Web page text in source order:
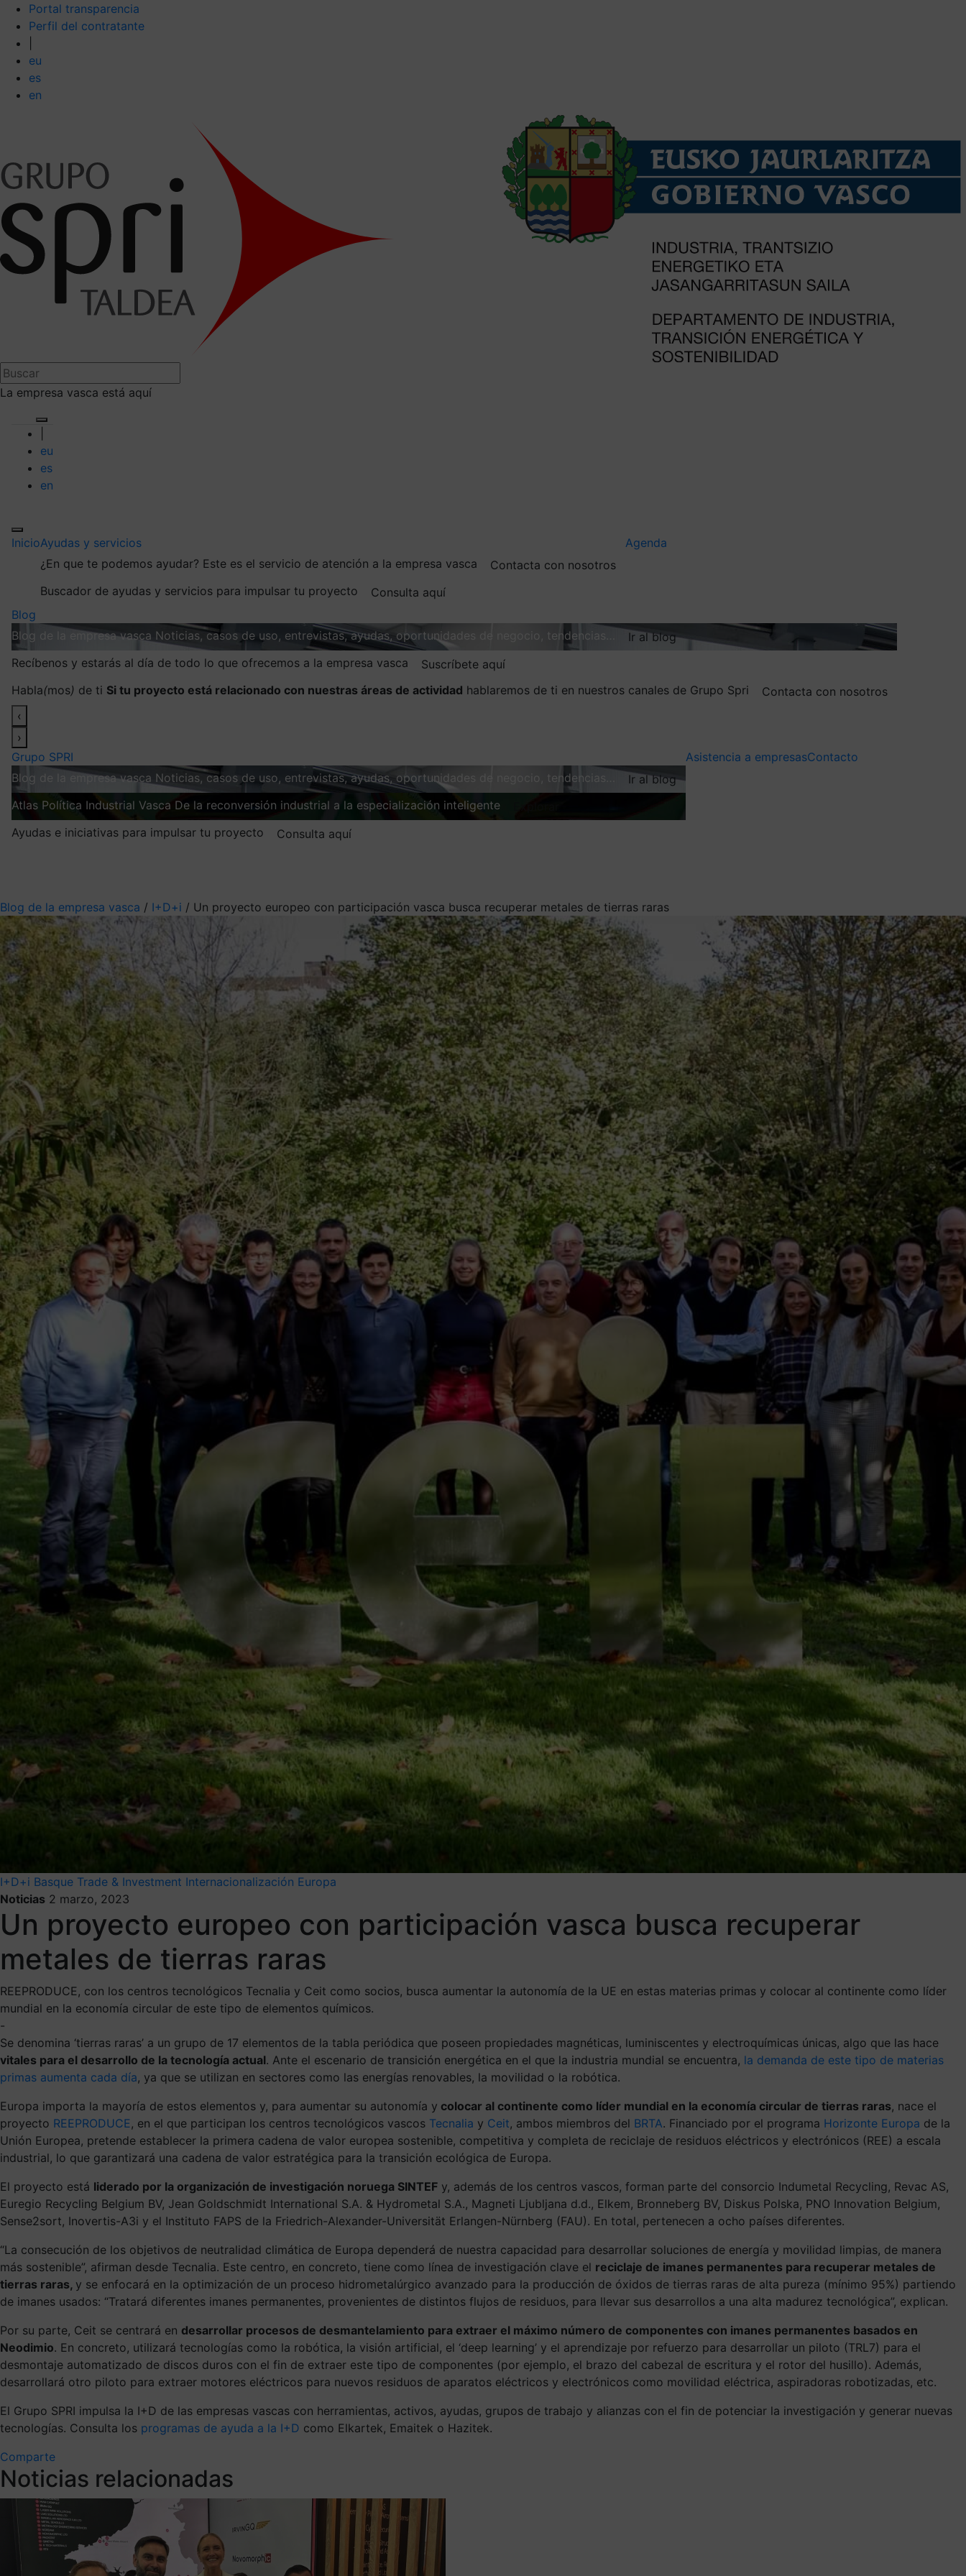
Portal transparencia
Perfil del contratante
eu
es
en
La empresa vasca está aquí
eu
es
en
InicioAyudas y servicios
¿En que te podemos ayudar? Este es el servicio de atención a la empresa vasca
Contacta con nosotros
Buscador de ayudas y servicios para impulsar tu proyecto
Consulta aquí
Agenda
Blog
Blog de la empresa vasca Noticias, casos de uso, entrevistas, ayudas, oportunidades de negocio, tendencias…
Ir al blog
Recíbenos y estarás al día de todo lo que ofrecemos a la empresa vasca
Suscríbete aquí
Habla(mos) de ti Si tu proyecto está relacionado con nuestras áreas de actividad hablaremos de ti en nuestros canales de Grupo Spri
Contacta con nosotros
‹
›
Grupo SPRI
Blog de la empresa vasca Noticias, casos de uso, entrevistas, ayudas, oportunidades de negocio, tendencias…
Ir al blog
Atlas Política Industrial Vasca De la reconversión industrial a la especialización inteligente
Ayudas e iniciativas para impulsar tu proyecto
Consulta aquí
Asistencia a empresasContacto
Blog de la empresa vasca / I+D+i / Un proyecto europeo con participación vasca busca recuperar metales de tierras raras
I+D+i Basque Trade & Investment Internacionalización Europa
Noticias 2 marzo, 2023
Un proyecto europeo con participación vasca busca recuperar
metales de tierras raras
REEPRODUCE, con los centros tecnológicos Tecnalia y Ceit como socios, busca aumentar la autonomía de la UE en estas materias primas y colocar al continente como líder
mundial en la economía circular de este tipo de elementos químicos.
-
Se denomina ‘tierras raras’ a un grupo de 17 elementos de la tabla periódica que poseen propiedades magnéticas, luminiscentes y electroquímicas únicas, algo que las hace
vitales para el desarrollo de la tecnología actual. Ante el escenario de transición energética en el que la industria mundial se encuentra, la demanda de este tipo de materias
primas aumenta cada día, ya que se utilizan en sectores como las energías renovables, la movilidad o la robótica.
Europa importa la mayoría de estos elementos y, para aumentar su autonomía y colocar al continente como líder mundial en la economía circular de tierras raras, nace el
proyecto REEPRODUCE , en el que participan los centros tecnológicos vascos Tecnalia y Ceit, ambos miembros del BRTA. Financiado por el programa Horizonte Europa de la
Unión Europea, pretende establecer la primera cadena de valor europea sostenible, competitiva y completa de reciclaje de residuos eléctricos y electrónicos (REE) a escala
industrial, lo que garantizará una cadena de valor estratégica para la transición ecológica de Europa.
El proyecto está liderado por la organización de investigación noruega SINTEF y, además de los centros vascos, forman parte del consorcio Indumetal Recycling, Revac AS,
Euregio Recycling Belgium BV, Jean Goldschmidt International S.A. & Hydrometal S.A., Magneti Ljubljana d.d., Elkem, Bronneberg BV, Diskus Polska, PNO Innovation Belgium,
Sense2sort, Inovertis-A3i y el Instituto FAPS de la Friedrich-Alexander-Universität Erlangen-Nürnberg (FAU). En total, pertenecen a ocho países diferentes.
“La consecución de los objetivos de neutralidad climática de Europa dependerá de nuestra capacidad para desarrollar soluciones de energía y movilidad limpias, de manera
más sostenible”, afirman desde Tecnalia. Este centro, en concreto, tiene como línea de investigación clave el reciclaje de imanes permanentes para recuperar metales de
tierras raras, y se enfocará en la optimización de un proceso hidrometalúrgico avanzado para la producción de óxidos de tierras raras de alta pureza (mínimo 95%) partiendo
de imanes usados: “Tratará diferentes imanes permanentes, provenientes de distintos flujos de residuos, para llevar sus desarrollos a una alta madurez tecnológica”, explican.
Por su parte, Ceit se centrará en desarrollar procesos de desmantelamiento para extraer el máximo número de componentes con imanes permanentes basados en
Neodimio. En concreto, utilizará tecnologías como la robótica, la visión artificial, el ‘deep learning’ y el aprendizaje por refuerzo para desarrollar un piloto (TRL7) para el
desmontaje automatizado de discos duros con el fin de extraer este tipo de componentes (por ejemplo, el brazo del cabezal de escritura y el rotor del husillo). Además,
desarrollará otro piloto para extraer motores eléctricos para nuevos residuos de aparatos eléctricos y electrónicos como movilidad eléctrica, aspiradoras robotizadas, etc.
El Grupo SPRI impulsa la I+D de las empresas vascas con herramientas, activos, ayudas, grupos de trabajo y alianzas con el fin de potenciar la investigación y generar nuevas
tecnologías. Consulta los programas de ayuda a la I+D como Elkartek, Emaitek o Hazitek.
Comparte
Noticias relacionadas